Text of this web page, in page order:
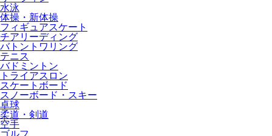
水泳
体操・新体操
フィギュアスケート
チアリーディング
バトントワリング
テニス
バドミントン
トライアスロン
スケートボード
スノーボード・スキー
卓球
柔道・剣道
空手
ゴルフ